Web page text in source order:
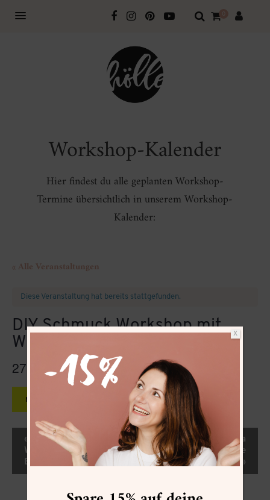
0
Workshop-Kalender
Hier findest du alle geplanten Workshop-
Termine übersichtlich in unserem Workshop-
Kalender:
« Alle Veranstaltungen
Diese Veranstaltung hat bereits stattgefunden.
DIY Schmuck Workshop mit
Wald Berlin
27.04.2024@ 13:00 15:00CEST
MEHR INFOS »
Veranstaltung-
Navigation
«
DIY Schmuck
Workshop mit Wald
Berlin
Mixed Media
Margeriten Online
Workshop »
X